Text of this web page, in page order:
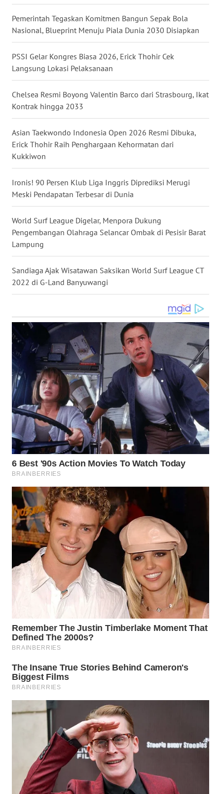
Pemerintah Tegaskan Komitmen Bangun Sepak Bola
Nasional, Blueprint Menuju Piala Dunia 2030 Disiapkan
PSSI Gelar Kongres Biasa 2026, Erick Thohir Cek
Langsung Lokasi Pelaksanaan
Chelsea Resmi Boyong Valentin Barco dari Strasbourg, Ikat
Kontrak hingga 2033
Asian Taekwondo Indonesia Open 2026 Resmi Dibuka,
Erick Thohir Raih Penghargaan Kehormatan dari
Kukkiwon
Ironis! 90 Persen Klub Liga Inggris Diprediksi Merugi
Meski Pendapatan Terbesar di Dunia
World Surf League Digelar, Menpora Dukung
Pengembangan Olahraga Selancar Ombak di Pesisir Barat
Lampung
Sandiaga Ajak Wisatawan Saksikan World Surf League CT
2022 di G-Land Banyuwangi
NUSANTARA
JOGJA
JATIM
BALI
WN
KALBAR
WN
KALTENG
WN
KALTARA
WN
KALSEL
KALTIM
WN
SULSEL
WN
GORONTALO
WN
SULUT
WN
MALUKU
WN
MALUT
WN
DAIRI
WN
DANAU
TOBA
NIAS
WN
WN
TAPANULI
SELATAN
LESUNG
WN
KARO